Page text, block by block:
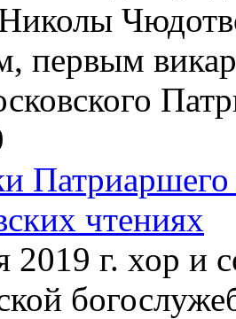
Николы
первым
чтениях
2019 г. хор и